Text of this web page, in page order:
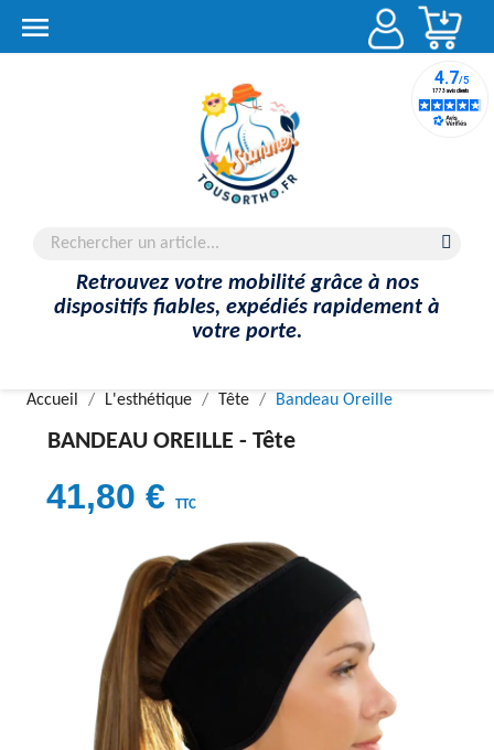

Retrouvez votre mobilité grâce à nos
dispositifs fiables, expédiés rapidement à
votre porte.
Accueil L'esthétique Tête Bandeau Oreille
BANDEAU OREILLE - Tête
41,80 € TTC